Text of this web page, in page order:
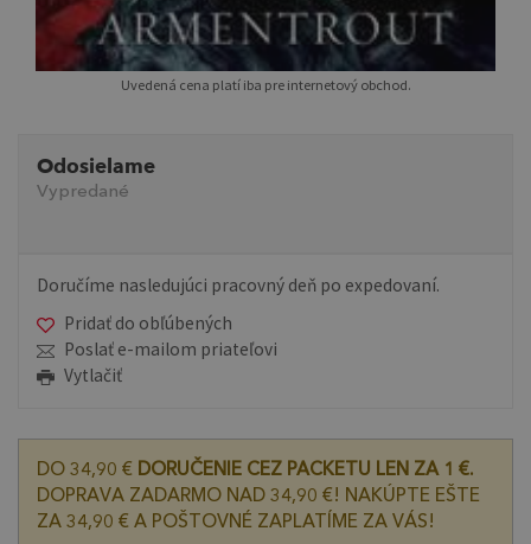
Uvedená cena platí iba pre internetový obchod.
Odosielame
Vypredané
Doručíme nasledujúci pracovný deň po expedovaní.
Pridať do obľúbených
Poslať e-mailom priateľovi
Vytlačiť
DO 34,90 € DORUČENIE CEZ PACKETU LEN ZA 1 €.
DOPRAVA ZADARMO NAD 34,90 €! NAKÚPTE EŠTE
ZA 34,90 € A POŠTOVNÉ ZAPLATÍME ZA VÁS!